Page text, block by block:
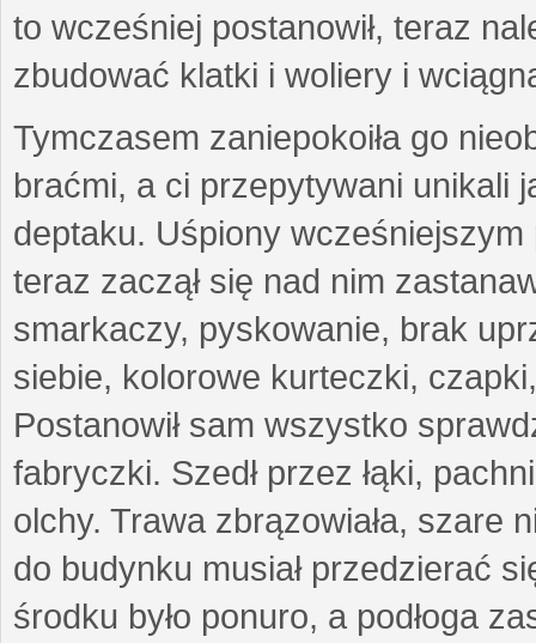
to wcześniej postanowił, teraz
zbudować klatki i woliery i
Tymczasem zaniepokoiła go
braćmi, a ci przepytywani unikali
deptaku. Uśpiony
teraz zaczął się nad nim
smarkaczy, pyskowanie, brak
siebie, kolorowe kurteczki,
Postanowił sam wszystko
fabryczki. Szedł przez łąki,
olchy. Trawa zbrązowiała, szare
do budynku musiał przedzierać
środku było ponuro, a podłoga